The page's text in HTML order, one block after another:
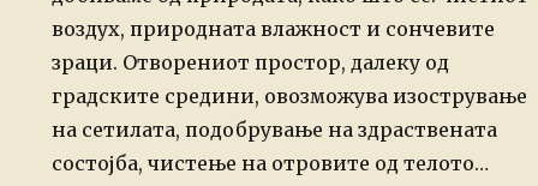
воздух, природната влажност и сончевите
зраци. Отворениот простор, далеку од
градските средини, овозможува изострување
на сетилата, подобрување на здраствената
состојба, чистење на отровите од телото…